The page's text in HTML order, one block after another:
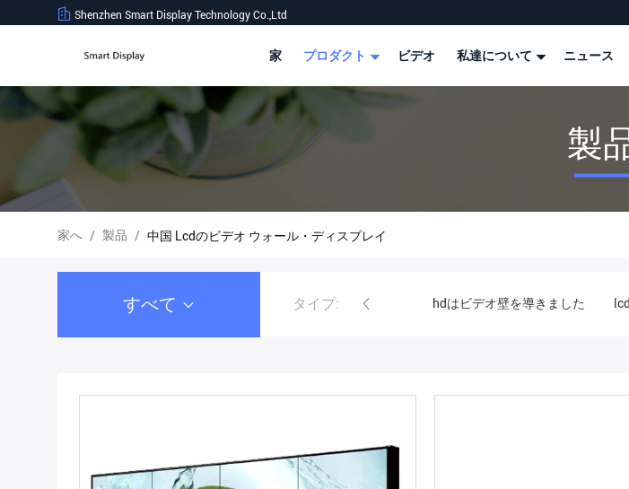
Shenzhen Smart Display Technology Co.,Ltd
家 プロダクト ビデオ 私達について ニュース
製
家へ / 製品 / 中国 Lcdのビデオ ウォール・ディスプレイ
すべて タイプ:
lcdのビデオ ウォール・ディスプレイ hdはビデオ壁を導きました